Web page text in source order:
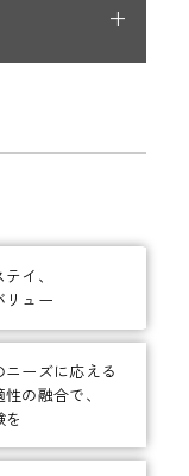
イ、
リュー
ニーズに応える
の融合で、